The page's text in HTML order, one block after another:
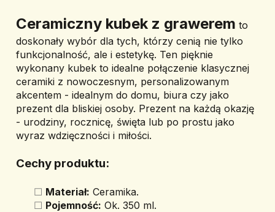
﻿Ceramiczny kubek z grawerem to
doskonały wybór dla tych, którzy cenią nie tylko
funkcjonalność, ale i estetykę. Ten pięknie
wykonany kubek to idealne połączenie klasycznej
ceramiki z nowoczesnym, personalizowanym
akcentem - idealnym do domu, biura czy jako
prezent dla bliskiej osoby. Prezent na każdą okazję
- urodziny, rocznicę, święta lub po prostu jako
wyraz wdzięczności i miłości.
Cechy produktu:
Materiał: Ceramika.
Pojemność: Ok. 350 ml.